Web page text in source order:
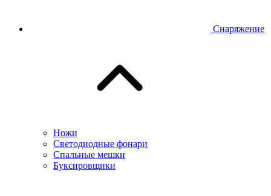
Снаряжение
Ножи
Светодиодные фонари
Спальные мешки
Буксировщики